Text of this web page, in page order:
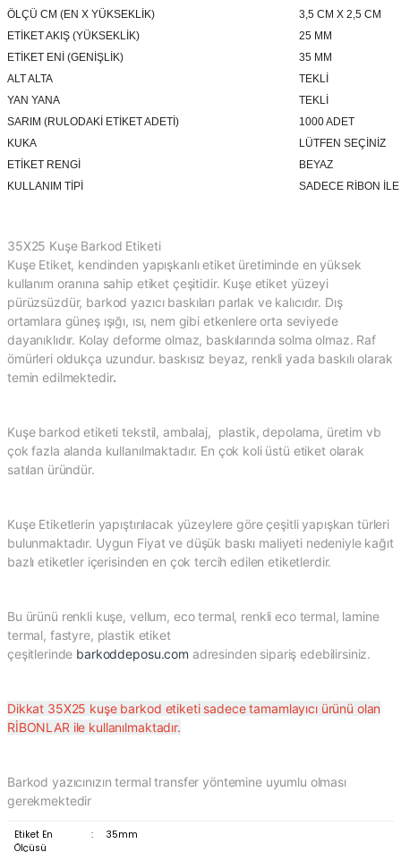
ÖLÇÜ CM (EN X YÜKSEKLİK)
3,5 CM X 2,5 CM
ETİKET AKIŞ (YÜKSEKLİK)
25 MM
ETİKET ENİ (GENİŞLİK)
35 MM
ALT ALTA
TEKLİ
YAN YANA
TEKLİ
SARIM (RULODAKİ ETİKET ADETİ)
1000 ADET
KUKA
LÜTFEN SEÇİNİZ
ETİKET RENGİ
BEYAZ
KULLANIM TİPİ
SADECE RİBON İLE
35X25 Kuşe Barkod Etiketi
Kuşe Etiket, kendinden yapışkanlı etiket üretiminde en yüksek
kullanım oranına sahip etiket çeşitidir. Kuşe etiket yüzeyi
pürüzsüzdür, barkod yazıcı baskıları parlak ve kalıcıdır. Dış
ortamlara güneş ışığı, ısı, nem gibi etkenlere orta seviyede
dayanıklıdır. Kolay deforme olmaz, baskılarında solma olmaz. Raf
ömürleri oldukça uzundur. baskısız beyaz, renkli yada baskılı olarak
temin edilmektedir.
Kuşe barkod etiketi tekstil, ambalaj, plastik, depolama, üretim vb
çok fazla alanda kullanılmaktadır. En çok koli üstü etiket olarak
satılan üründür.
Kuşe Etiketlerin yapıştırılacak yüzeylere göre çeşitli yapışkan türleri
bulunmaktadır. Uygun Fiyat ve düşük baskı maliyeti nedeniyle kağıt
bazlı etiketler içerisinden en çok tercih edilen etiketlerdir.
Bu ürünü renkli kuşe, vellum, eco termal, renkli eco termal, lamine
termal, fastyre, plastik etiket
çeşitlerinde barkoddeposu.com adresinden sipariş edebilirsiniz.
Dikkat 35X25 kuşe barkod etiketi sadece tamamlayıcı ürünü olan
RİBONLAR ile kullanılmaktadır.
Barkod yazıcınızın termal transfer yöntemine uyumlu olması
gerekmektedir
Etiket En
Ölçüsü
: 35mm